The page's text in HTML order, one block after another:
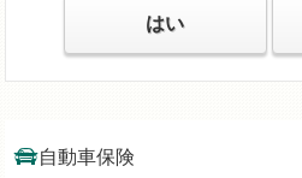
はい
自動車保険